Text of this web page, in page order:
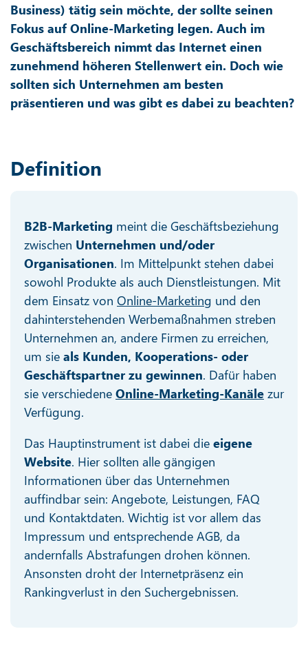
Business) tätig sein möchte, der sollte seinen
Fokus auf Online-Marketing legen. Auch im
Geschäftsbereich nimmt das Internet einen
zunehmend höheren Stellenwert ein. Doch wie
sollten sich Unternehmen am besten
präsentieren und was gibt es dabei zu beachten?
Definition
B2B-Marketing meint die Geschäftsbeziehung
zwischen Unternehmen und/oder
Organisationen. Im Mittelpunkt stehen dabei
sowohl Produkte als auch Dienstleistungen. Mit
dem Einsatz von Online-Marketing und den
dahinterstehenden Werbemaßnahmen streben
Unternehmen an, andere Firmen zu erreichen,
um sie als Kunden, Kooperations- oder
Geschäftspartner zu gewinnen. Dafür haben
sie verschiedene Online-Marketing-Kanäle zur
Verfügung.
Das Hauptinstrument ist dabei die eigene
Website. Hier sollten alle gängigen
Informationen über das Unternehmen
auffindbar sein: Angebote, Leistungen, FAQ
und Kontaktdaten. Wichtig ist vor allem das
Impressum und entsprechende AGB, da
andernfalls Abstrafungen drohen können.
Ansonsten droht der Internetpräsenz ein
Rankingverlust in den Suchergebnissen.